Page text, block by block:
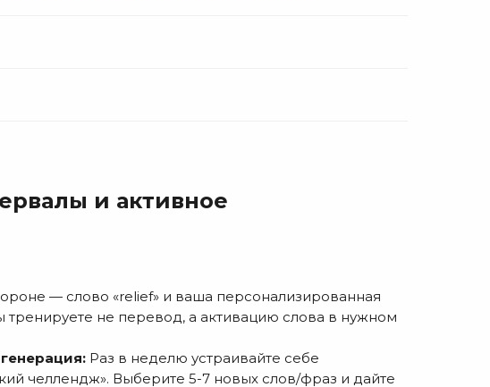
и активное
— слово «relief» и ваша персонализированная
тренируете не перевод, а активацию слова в нужном
Раз в неделю устраивайте себе
челлендж». Выберите 5-7 новых слов/фраз и дайте